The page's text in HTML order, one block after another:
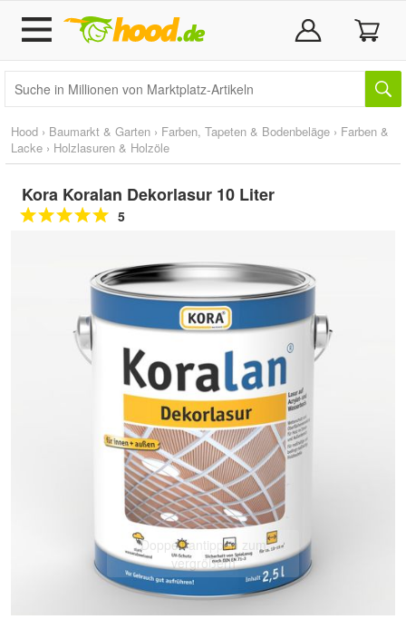
Hood › Baumarkt & Garten › Farben, Tapeten & Bodenbeläge › Farben &
Lacke › Holzlasuren & Holzöle
Kora Koralan Dekorlasur 10 Liter
5
Doppelt antippen zum
vergrößern